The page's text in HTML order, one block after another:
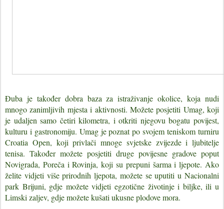
Đuba je također dobra baza za istraživanje okolice, koja nudi
mnogo zanimljivih mjesta i aktivnosti. Možete posjetiti Umag, koji
je udaljen samo četiri kilometra, i otkriti njegovu bogatu povijest,
kulturu i gastronomiju. Umag je poznat po svojem teniskom turniru
Croatia Open, koji privlači mnoge svjetske zvijezde i ljubitelje
tenisa. Također možete posjetiti druge povijesne gradove poput
Novigrada, Poreča i Rovinja, koji su prepuni šarma i ljepote. Ako
želite vidjeti više prirodnih ljepota, možete se uputiti u Nacionalni
park Brijuni, gdje možete vidjeti egzotične životinje i biljke, ili u
Limski zaljev, gdje možete kušati ukusne plodove mora.